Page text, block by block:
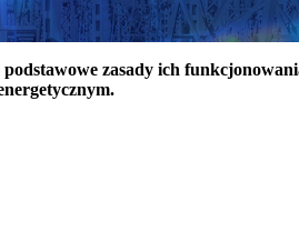
zasady ich